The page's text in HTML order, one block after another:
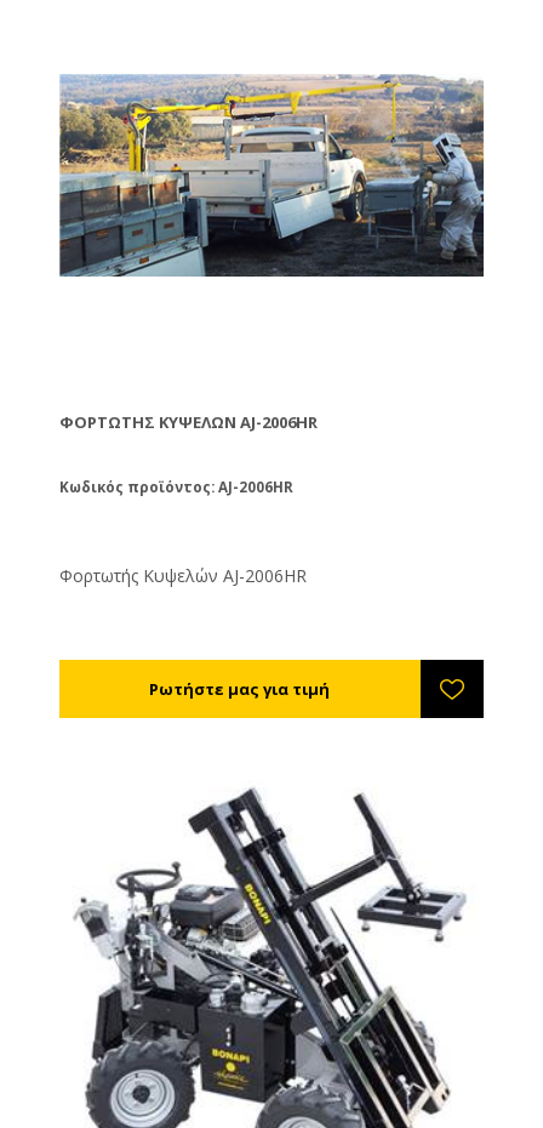
ΦΟΡΤΩΤΉΣ ΚΥΨΕΛΏΝ AJ-2006HR
Κωδικός προϊόντος: AJ-2006HR
Φορτωτής Κυψελών AJ-2006HR